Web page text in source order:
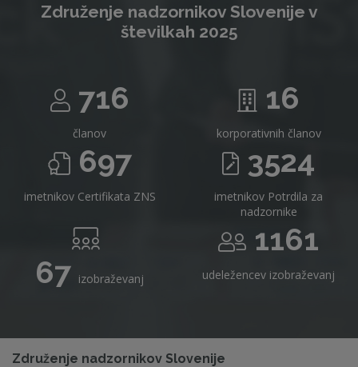
Združenje nadzornikov Slovenije v
številkah 2025
716
članov
16
korporativnih članov
697
imetnikov Certifikata ZNS
3524
imetnikov Potrdila za
nadzornike
67 izobraževanj
1161
udeležencev izobraževanj
Združenje nadzornikov Slovenije